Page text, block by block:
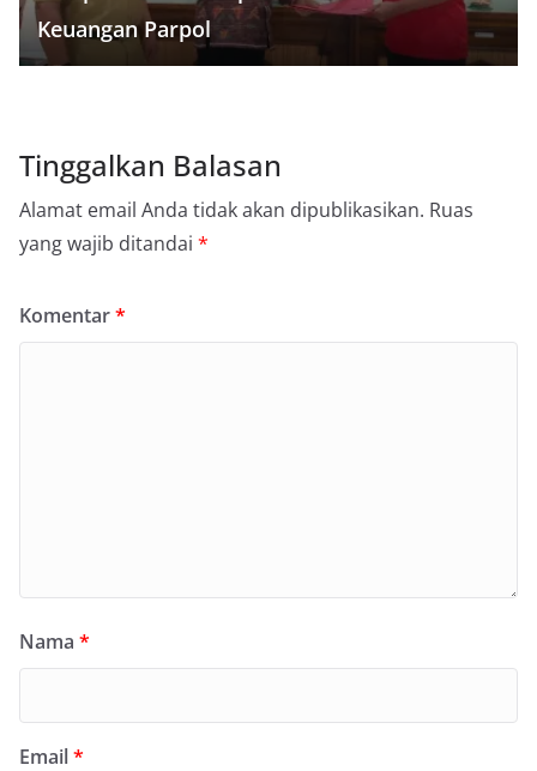
Keuangan Parpol
Tinggalkan Balasan
Alamat email Anda tidak akan dipublikasikan. Ruas
yang wajib ditandai *
Komentar*
Nama *
Email*